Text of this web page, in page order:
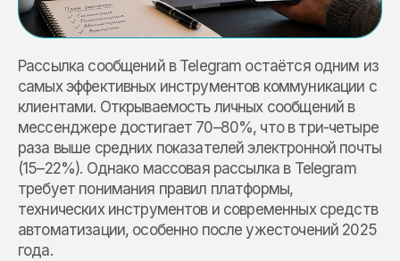
Рассылка сообщений в Telegram остаётся одним из
самых эффективных инструментов коммуникации с
клиентами. Открываемость личных сообщений в
мессенджере достигает 70–80%, что в три-четыре
раза выше средних показателей электронной почты
(15–22%). Однако массовая рассылка в Telegram
требует понимания правил платформы,
технических инструментов и современных средств
автоматизации, особенно после ужесточений 2025
года.